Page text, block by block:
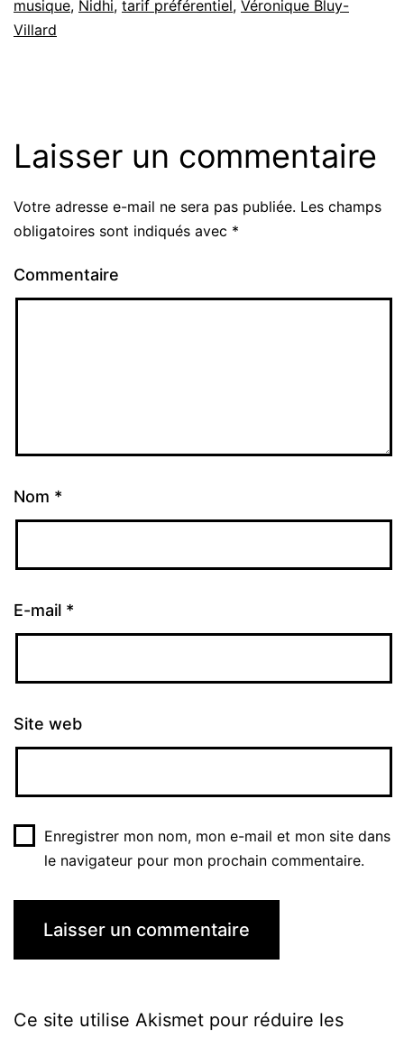
musique, Nidhi, tarif préférentiel, Véronique Bluy-
Villard
Laisser un commentaire
Votre adresse e-mail ne sera pas publiée. Les champs
obligatoires sont indiqués avec *
Commentaire
Nom *
E-mail *
Site web
Enregistrer mon nom, mon e-mail et mon site dans
le navigateur pour mon prochain commentaire.
Ce site utilise Akismet pour réduire les